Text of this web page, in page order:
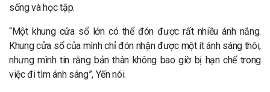
sống và học tập.
“Một khung cửa sổ lớn có thể đón được rất nhiều ánh nắng.
Khung cửa sổ của mình chỉ đón nhận được một ít ánh sáng thôi,
nhưng mình tin rằng bản thân không bao giờ bị hạn chế trong
việc đi tìm ánh sáng”, Yến nói.